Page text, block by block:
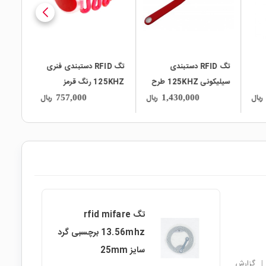
ریال
تگ RFID دستبندی
سیلیکونی 125KHZ طرح
شیائومی رنگ قرمز
1,430,000 ریال
تگ RFID دستبندی فنری
125KHZ رنگ قرمز
757,000 ریال
تگ rfid mifare
13.56mhz برچسبی گرد
سایز 25mm